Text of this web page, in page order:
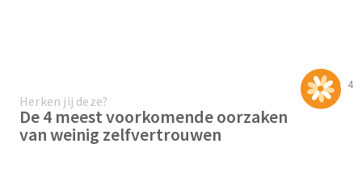
4
Herken jij deze?
De 4 meest voorkomende oorzaken
van weinig zelfvertrouwen